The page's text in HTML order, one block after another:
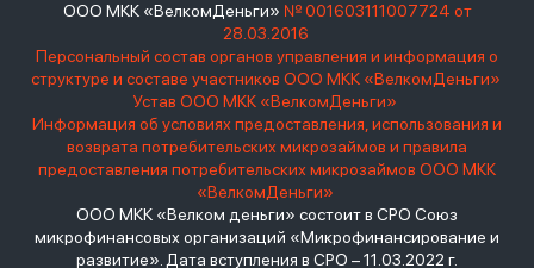
ООО МКК «ВелкомДеньги» № 001603111007724 от
28.03.2016
Персональный состав органов управления и информация о
структуре и составе участников ООО МКК «ВелкомДеньги»
Устав ООО МКК «ВелкомДеньги»
Информация об условиях предоставления, использования и
возврата потребительских микрозаймов и правила
предоставления потребительских микрозаймов ООО МКК
«ВелкомДеньги»
ООО МКК «Велком деньги» состоит в СРО Союз
микрофинансовых организаций «Микрофинансирование и
развитие». Дата вступления в СРО – 11.03.2022 г.